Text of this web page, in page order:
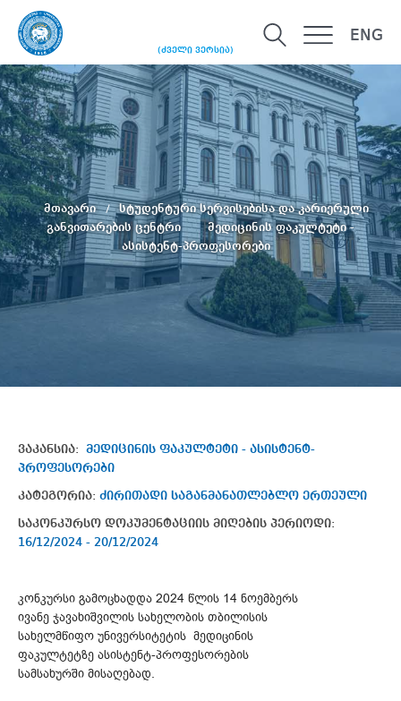
(ძველი ვერსია)
ENG
მთავარი
სტუდენტური სერვისებისა და კარიერული
განვითარების ცენტრი
მედიცინის ფაკულტეტი -
ასისტენტ-პროფესორები
ვაკანსია:
მედიცინის ფაკულტეტი - ასისტენტ-
პროფესორები
კატეგორია: ძირითადი საგანმანათლებლო ერთეული
საკონკურსო დოკუმენტაციის მიღების პერიოდი:
16/12/2024 - 20/12/2024
კონკურსი გამოცხადდა 2024 წლის 14 ნოემბერს
ივანე ჯავახიშვილის სახელობის თბილისის
სახელმწიფო უნივერსიტეტის მედიცინის
ფაკულტეტზე ასისტენტ-პროფესორების
სამსახურში მისაღებად.